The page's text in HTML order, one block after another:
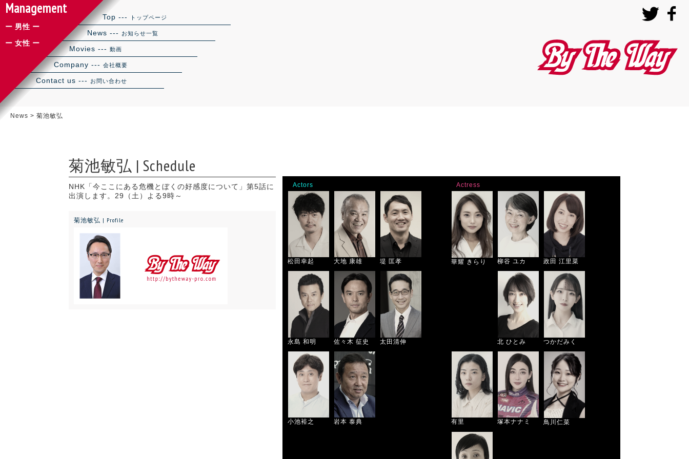
Top --- トップページ
News --- お知らせ一覧
Movies --- 動画
Company --- 会社概要
Contact us --- お問い合わせ
Management
ー 男性 ー
ー 女性 ー
News > 菊池敏弘
菊池敏弘 | Schedule
NHK「今ここにある危機とぼくの好感度について」第5話に
出演します。29（土）よる9時～
菊池敏弘 | Profile
Actors
松田幸起 大地 康雄 堤 匡孝
永島 和明 佐々木 征史 太田清伸
小池裕之 岩本 泰典
Actress
華耀 きらり 柳谷 ユカ 政田 江里菜
北 ひとみ つかだみく
有里 塚本ナナミ 鳥川仁菜